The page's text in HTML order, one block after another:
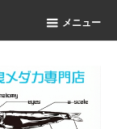
メニュー